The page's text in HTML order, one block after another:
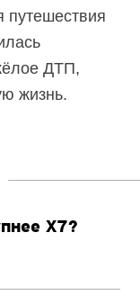
путешествия
ДТП,
жизнь.
X7?